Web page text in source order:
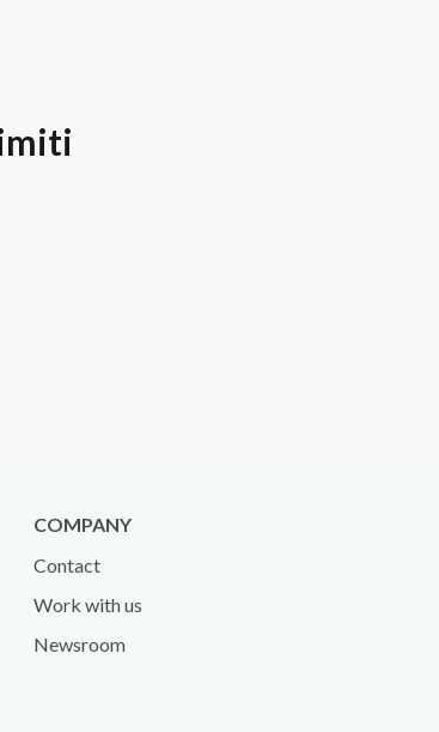
COMPANY
Contact
Work with us
Newsroom